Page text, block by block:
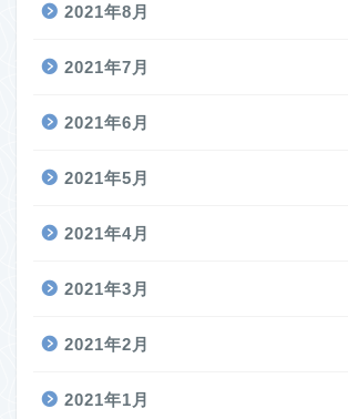
2021年8月
2021年7月
2021年6月
2021年5月
2021年4月
2021年3月
2021年2月
2021年1月